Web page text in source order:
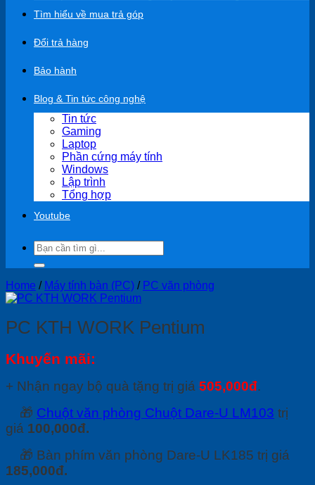
Tìm hiểu về mua trả góp
Đổi trả hàng
Bảo hành
Blog & Tin tức công nghệ
Tin tức
Gaming
Laptop
Phần cứng máy tính
Windows
Lập trình
Tổng hợp
Youtube
Search
for:
Home / Máy tính bàn (PC) / PC văn phòng
PC KTH WORK Pentium
Khuyến mãi:
+ Nhận ngay bộ quà tặng trị giá 505,000đ.
🎁 Chuột văn phòng Chuột Dare-U LM103 trị
giá 100,000đ.
🎁 Bàn phím văn phòng Dare-U LK185 trị giá
185,000đ.